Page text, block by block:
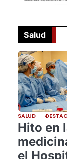
Salud
SALUD
Hito en
el